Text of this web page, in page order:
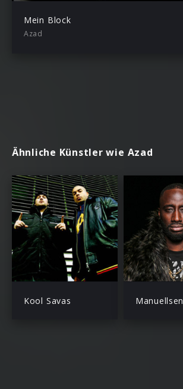
Mein Block
Azad
Ähnliche Künstler wie Azad
Kool Savas Manuellsen